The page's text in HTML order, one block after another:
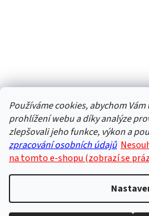
Používáme cookies, abychom
prohlížení webu a díky analýze
zlepšovali jeho funkce, výkon a
zpracování osobních údajů
na tomto e-shopu (zobrazí se